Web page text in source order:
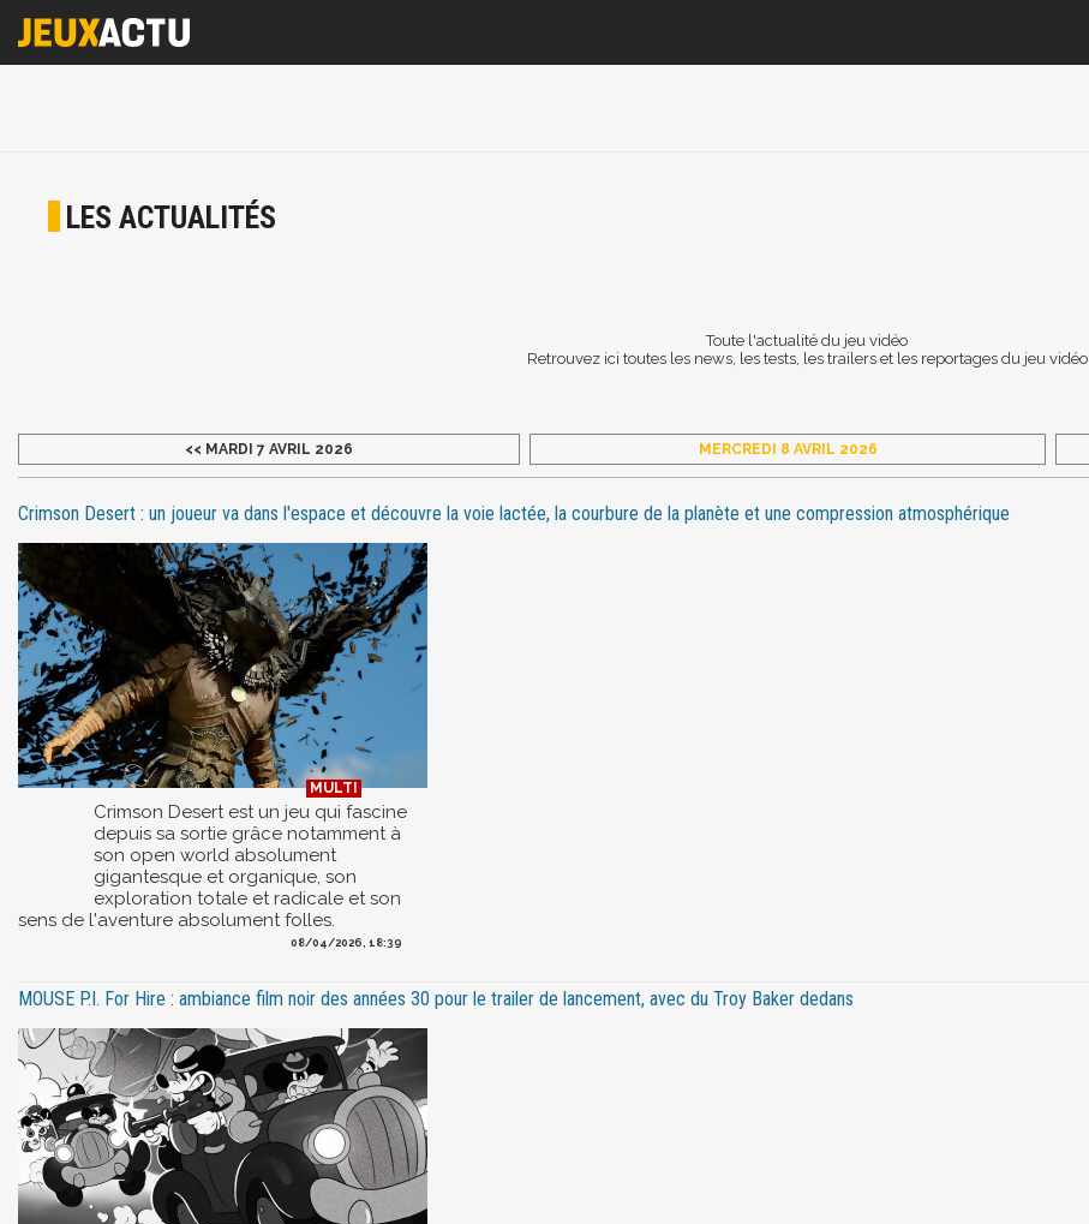
LES ACTUALITÉS
Toute l'actualité du jeu vidéo
Retrouvez ici toutes les news, les tests, les trailers et les reportages du jeu vidéo
<< MARDI 7 AVRIL 2026 MERCREDI 8 AVRIL 2026
Crimson Desert : un joueur va dans l'espace et découvre la voie lactée, la courbure de la planète et une compression atmosphérique
Crimson Desert est un jeu qui fascine
depuis sa sortie grâce notamment à
son open world absolument
gigantesque et organique, son
exploration totale et radicale et son
sens de l'aventure absolument folles.
08/04/2026, 18:39
MOUSE P.I. For Hire : ambiance film noir des années 30 pour le trailer de lancement, avec du Troy Baker dedans